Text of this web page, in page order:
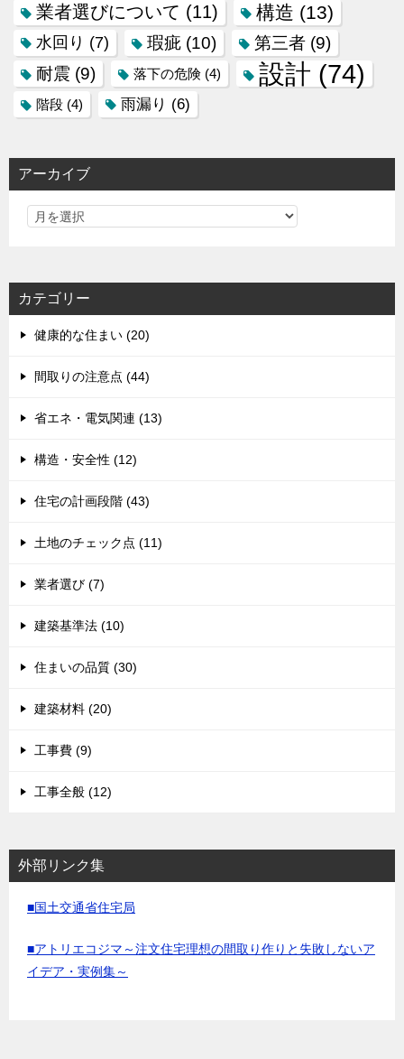
業者選びについて (11) 構造 (13)
水回り (7) 瑕疵 (10) 第三者 (9)
耐震 (9) 落下の危険 (4) 設計 (74)
階段 (4) 雨漏り (6)
アーカイブ
カテゴリー
健康的な住まい (20)
間取りの注意点 (44)
省エネ・電気関連 (13)
構造・安全性 (12)
住宅の計画段階 (43)
土地のチェック点 (11)
業者選び (7)
建築基準法 (10)
住まいの品質 (30)
建築材料 (20)
工事費 (9)
工事全般 (12)
外部リンク集
■国土交通省住宅局
■アトリエコジマ～注文住宅理想の間取り作りと失敗しないア
イデア・実例集～